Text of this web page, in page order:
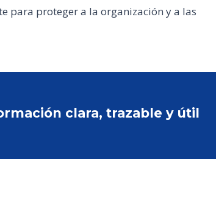
para proteger a la organización y a las
clara, trazable y útil